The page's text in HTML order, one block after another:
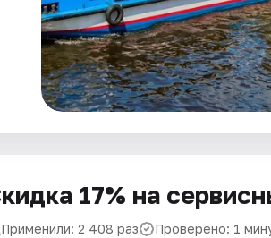
17% на
Применили: 2 408 раз Проверено: 1